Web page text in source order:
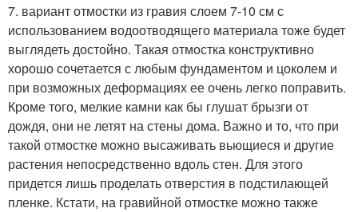
7. вариант отмостки из гравия слоем 7-10 см с
использованием водоотводящего материала тоже будет
выглядеть достойно. Такая отмостка конструктивно
хорошо сочетается с любым фундаментом и цоколем и
при возможных деформациях ее очень легко поправить.
Кроме того, мелкие камни как бы глушат брызги от
дождя, они не летят на стены дома. Важно и то, что при
такой отмостке можно высаживать вьющиеся и другие
растения непосредственно вдоль стен. Для этого
придется лишь проделать отверстия в подстилающей
пленке. Кстати, на гравийной отмостке можно также